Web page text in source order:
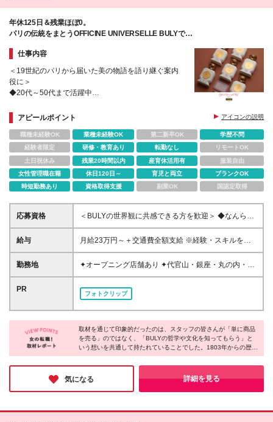
年休125日＆残業ほぼ0。
パリの伝統をまとうOFFICINE UNIVERSELLE BULYで
仕事内容
＜19世紀のパリから届いた美の物語を語り継ぐ案内
役に＞
◆20代～50代まで活躍中
ム体制
◆英会話レッスンや文化・芸術など教養を身に付けら
れる制度あり
アピールポイント アイコンの説明
職種未経験OK 業種未経験OK 第二新卒OK
学歴不問
経験者限定
研修・教育あり 転勤なし
リモートOK
土日祝休み
残業20時間以内 産育休活用有
服装自由
女性管理職在籍
休日120日～ 育児と両立
ブランクOK
時短勤務あり
資格取得支援 副業OK 国認定取得
応募資格
＜BULYの世界観に共感できる方を歓迎＞ ◆なんらか
のご接客・サービス業での経験 └ホテル、航空等、ア
パレル、飲食など業種は不問です ◆学歴不問 .。o○ こ
間が好きで、その世界観に身を置いて働きたい方 ・
ブランドの歴史や製品に興味を持ち、学び続けること
接客がしたい方 ・商品を販売するだけでなく、ブラ
切なのは、BULYの哲学に共感し、その魅力をお客様
へ伝えたいという想いです。 まずはBULYを愛する気
持ちを持って、新しい一歩を踏み出してみませんか。
給与
月給23万円～＋交通費全額支給 ※経験・スキルを考
慮して決定いたします ※残業代は全額支給いたします
※試用期間3ヶ月（期間中の給与・待遇に差異はあり
勤務地
✦オープニング店舗あり ✦代官山・銀座・丸の内・新
宿・日本橋・渋谷など首都圏で募集中 以下の
OFFICINE UNIVERSELLE BULYの、いずれかの店舗
にて勤務いただきます。 .。o○ 新宿エリアの百貨店内
に、新店舗がオープン予定 ○o。. オープニングスタッ
フも、一からお店を創り上げる仲間として積極採用中
です。 ＜東京＞ ＊代官山店：東京都渋谷区恵比寿西
1-25-9 ＊日本橋高島屋店：東京都中央区日本橋2-4-1
日本橋高島屋 本館1階 ＊新宿店：東京都新宿区新宿4-
1-6 NEWoMan SHINJUKU 1F ＊青山骨董通り店：東
京都港区南青山5-11-5 住友南青山ビル 1F ＊麻布台
店：東京都港区麻布台1-2-4 麻布台ヒルズガーデンプ
PR
フォトクリップ
取材を通じて印象的だったのは、スタッフの皆さんが「単に商品
を売る」のではなく、「BULYの哲学や文化を知ってもらう」と
いう想いを共通して持たれていることでした。1803年からの歴史
や自然の知恵、そしてカリグラフィーの技術。その背景にある美
学に自らも深く触れ、理解しようとする姿勢が、接客スキルに留
まらず、一人の人間としての知性と魅力を磨いているのだと、皆
さんの誇りに満ちた表情を見て強く実感しました。
気になる 詳細を見る